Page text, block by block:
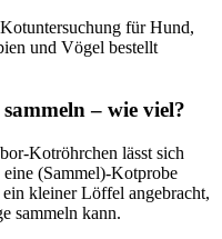
für Hund,
und Vögel bestellt
– wie viel?
Kotröhrchen lässt sich
eine (Sammel)-Kotprobe
kleiner Löffel angebracht,
sammeln kann.